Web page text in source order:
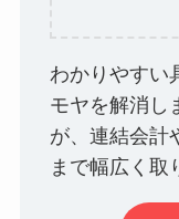
わかりやすい
モヤを解消し
が、連結会計
まで幅広く取